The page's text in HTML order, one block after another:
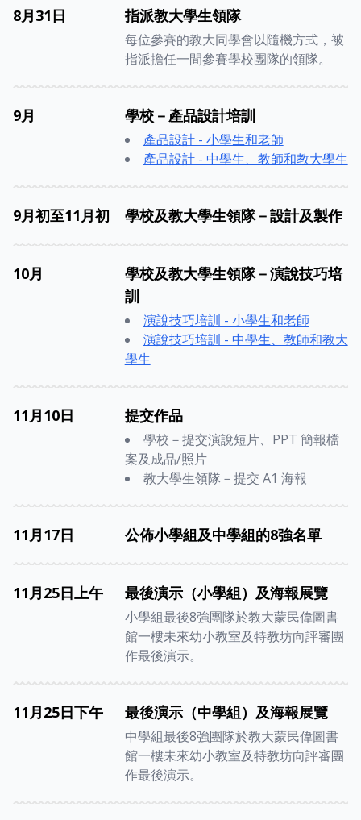
8月31日 指派教大學生領隊
每位參賽的教大同學會以隨機方式，被
指派擔任一間參賽學校團隊的領隊。
9月 學校－產品設計培訓
產品設計 - 小學生和老師
產品設計 - 中學生、教師和教大學生
9月初至11月初 學校及教大學生領隊－設計及製作
10月
學校及教大學生領隊－演說技巧培
訓
演說技巧培訓 - 小學生和老師
演說技巧培訓 - 中學生、教師和教大
學生
11月10日 提交作品
學校－提交演說短片、PPT 簡報檔
案及成品/照片
教大學生領隊－提交 A1 海報
11月17日 公佈小學組及中學組的8強名單
11月25日上午 最後演示（小學組）及海報展覽
小學組最後8強團隊於教大蒙民偉圖書
館一樓未來幼小教室及特教坊向評審團
作最後演示。
11月25日下午 最後演示（中學組）及海報展覽
中學組最後8強團隊於教大蒙民偉圖書
館一樓未來幼小教室及特教坊向評審團
作最後演示。